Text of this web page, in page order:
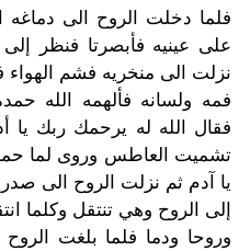
فلما دخلت الروح الى
على عينيه فأبصرتا فنظر
نزلت الى منخريه فشم
فمه ولسانه فألهمه الله
فقال الله له يرحمك ربك يا
تشميت العاطس وروى لما حمد
يا آدم ثم نزلت الروح الى
إلى الروح وهي تنتقل وكلما
وروحا ودما فلما بلغت الروح